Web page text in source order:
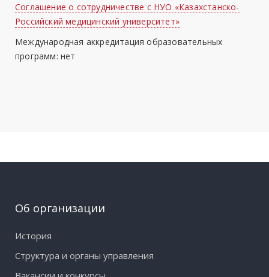
Cоглашение о сотрудничестве с НУО «Казахстанско-
Российский медицинский университет»
Международная аккредитация образовательных
программ: нет
Об организации
История
Структура и органы управления